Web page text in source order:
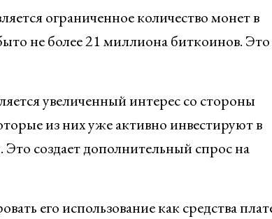
ограниченное количество монет в
не более 21 миллиона биткоинов. Это
увеличенный интерес со стороны
из них уже активно инвестируют в
создает дополнительный спрос на
его использование как средства